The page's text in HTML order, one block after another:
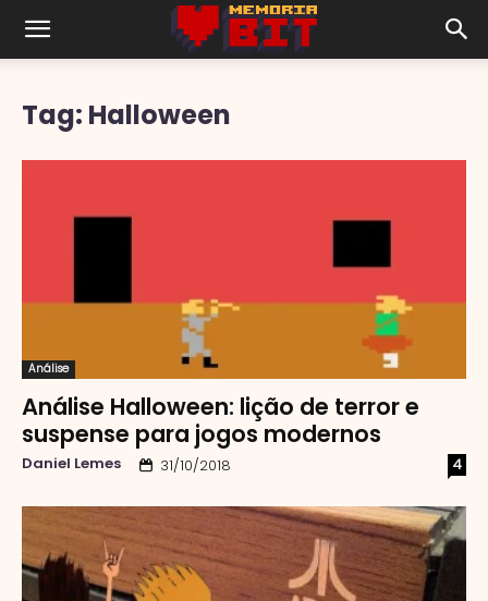
Tag: Halloween
Análise
Análise Halloween: lição de terror e
suspense para jogos modernos
Daniel Lemes 31/10/2018 4